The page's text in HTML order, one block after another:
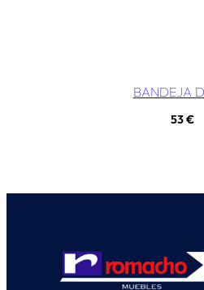
BANDEJA
53€